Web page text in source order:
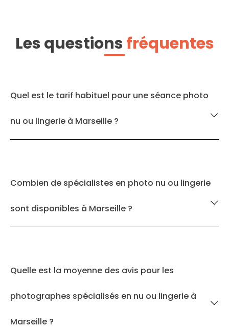
Les questionsfréquentes
Quel est le tarif habituel pour une séance photo
nu ou lingerie à Marseille ?
Combien de spécialistes en photo nu ou lingerie
sont disponibles à Marseille ?
Quelle est la moyenne des avis pour les
photographes spécialisés en nu ou lingerie à
Marseille ?